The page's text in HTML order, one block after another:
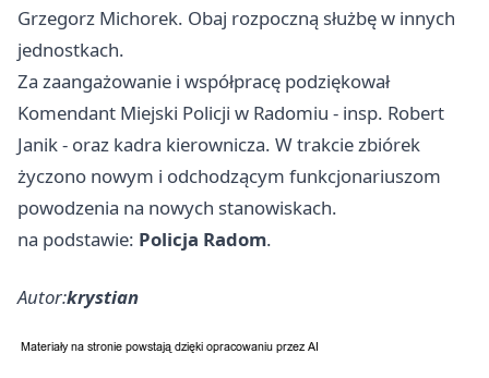
Grzegorz Michorek. Obaj rozpoczną służbę w innych
jednostkach.
Za zaangażowanie i współpracę podziękował
Komendant Miejski Policji w Radomiu - insp. Robert
Janik - oraz kadra kierownicza. W trakcie zbiórek
życzono nowym i odchodzącym funkcjonariuszom
powodzenia na nowych stanowiskach.
na podstawie: Policja Radom.
Autor:krystian